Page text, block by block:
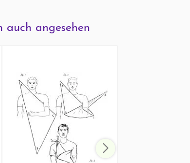
auch angesehen